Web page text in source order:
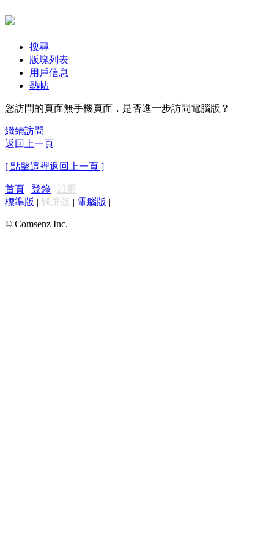
搜尋
版塊列表
用戶信息
熱帖
您訪問的頁面無手機頁面，是否進一步訪問電腦版？
繼續訪問
返回上一頁
[ 點擊這裡返回上一頁 ]
首頁 | 登錄 | 註冊
標準版 | 觸屏版 | 電腦版 |
© Comsenz Inc.